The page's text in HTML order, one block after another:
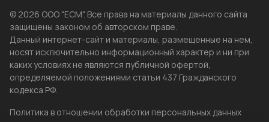
© 2026 ООО "ЕСМ". Все права на материалы данного сайта
защищены законом об авторском праве.
Данный интернет-сайт и материалы, размещенные на нем,
носят исключительно информационный характер и ни при
каких условиях не являются публичной офертой,
определяемой положениями статьи 437 Гражданского
кодекса РФ.
Политика в отношении обработки персональных данных